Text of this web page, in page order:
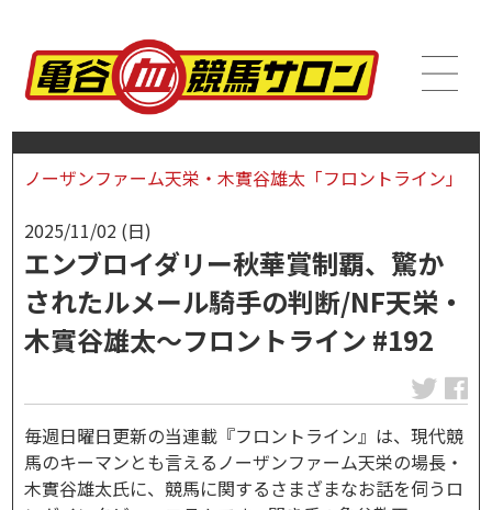
ノーザンファーム天栄・木實谷雄太「フロントライン」
2025/11/02 (日)
エンブロイダリー秋華賞制覇、驚か
されたルメール騎手の判断/NF天栄・
木實谷雄太～フロントライン #192
毎週日曜日更新の当連載『フロントライン』は、現代競
馬のキーマンとも言えるノーザンファーム天栄の場長・
木實谷雄太氏に、競馬に関するさまざまなお話を伺うロ